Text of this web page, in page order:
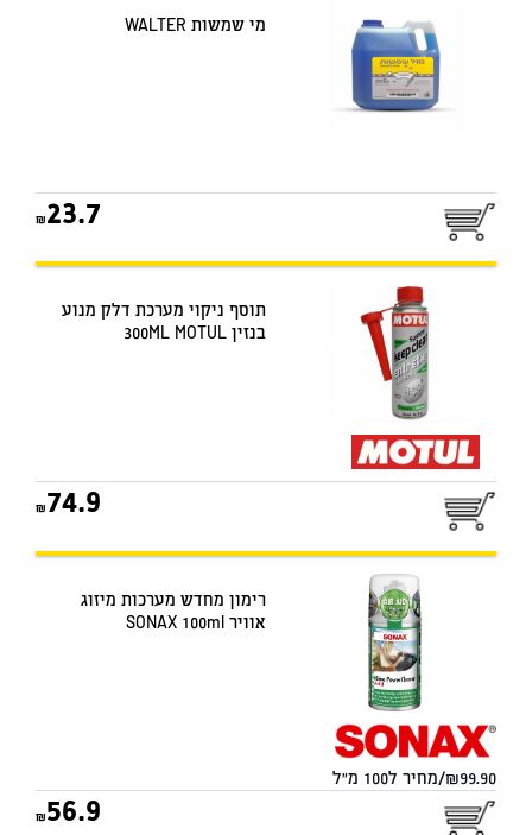
מי שמשות WALTER
23.7
תוסף ניקוי מערכת דלק מנוע
בנזין 300ML MOTUL
74.9
רימון מחדש מערכות מיזוג
אוויר SONAX 100ml
99.90/מחיר ל100 מ"ל
56.9